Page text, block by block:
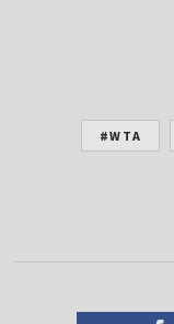
#WTA